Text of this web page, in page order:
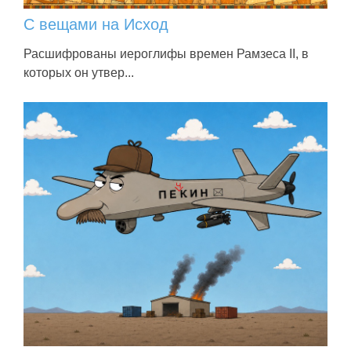
С вещами на Исход
Расшифрованы иероглифы времен Рамзеса II, в
которых он утвер...